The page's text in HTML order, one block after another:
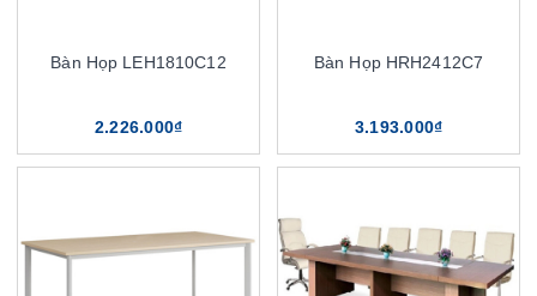
Bàn Họp LEH1810C12
2.226.000₫
Bàn Họp HRH2412C7
3.193.000₫